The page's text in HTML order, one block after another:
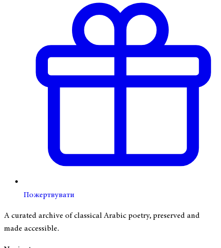
Пожертвувати
A curated archive of classical Arabic poetry, preserved and
made accessible.